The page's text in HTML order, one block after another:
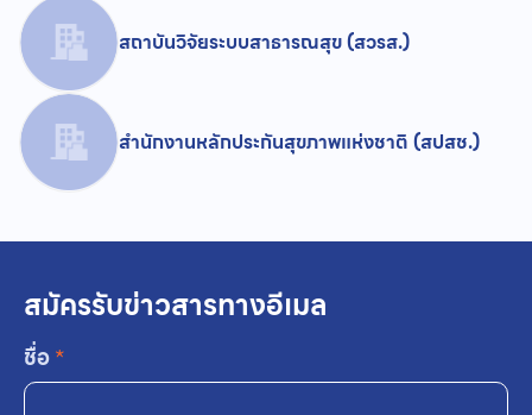
สถาบันวิจัยระบบสาธารณสุข (สวรส.)
สำนักงานหลักประกันสุขภาพแห่งชาติ (สปสช.)
สมัครรับข่าวสารทางอีเมล
ชื่อ*